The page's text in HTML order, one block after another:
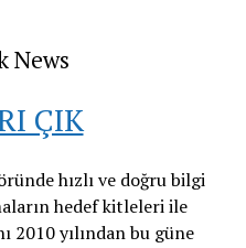
News
ÇIK
hızlı ve doğru bilgi
hedef kitleleri ile
2010 yılından bu güne